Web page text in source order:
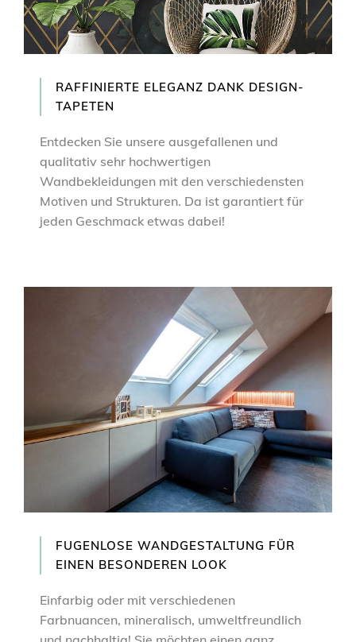
RAFFINIERTE ELEGANZ DANK DESIGN-
TAPETEN
Entdecken Sie unsere ausgefallenen und
qualitativ sehr hochwertigen
Wandbekleidungen mit den verschiedensten
Motiven und Strukturen. Da ist garantiert für
jeden Geschmack etwas dabei!
FUGENLOSE WANDGESTALTUNG FÜR
EINEN BESONDEREN LOOK
Einfarbig oder mit verschiedenen
Farbnuancen, mineralisch, umweltfreundlich